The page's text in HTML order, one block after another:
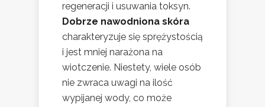
regeneracji i usuwania toksyn.
Dobrze nawodniona skóra
charakteryzuje się sprężystością
i jest mniej narażona na
wiotczenie. Niestety, wiele osób
nie zwraca uwagi na ilość
wypijanej wody, co może